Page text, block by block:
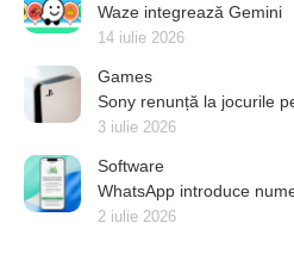
Waze integrează Gemini
14 iulie 2026
Games
Sony renunță la jocurile
3 iulie 2026
Software
WhatsApp introduce
2 iulie 2026